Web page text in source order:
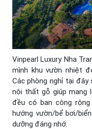
Vinpearl Luxury Nha
mình khu vườn nhiệt
Các phòng nghỉ tại đây
nội thất gỗ giúp mang
đều có ban công
hướng vườn/bể bơi/
dưỡng đáng nhớ.